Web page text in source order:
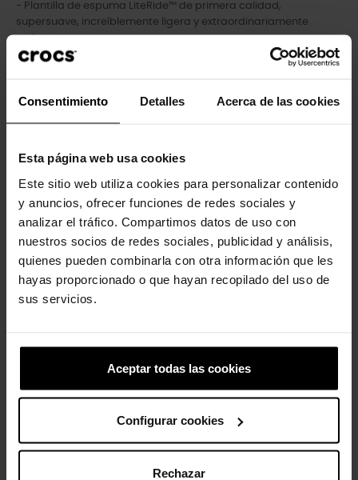
Consentimiento Detalles Acerca de las cookies
Esta página web usa cookies
Este sitio web utiliza cookies para personalizar contenido
y anuncios, ofrecer funciones de redes sociales y
analizar el tráfico. Compartimos datos de uso con
nuestros socios de redes sociales, publicidad y análisis,
quienes pueden combinarla con otra información que les
hayas proporcionado o que hayan recopilado del uso de
sus servicios.
Aceptar todas las cookies
Configurar cookies
Rechazar
- Plantilla de espuma LiteRide™ de primera calidad,
supersuave, increíblemente ligera y extraordinariamente
resistente.
- Suela Croslite™ totalmente moldeada que ofrece durabilidad
Comodidad innovadora.
Los clientes que compraron este
producto también han comprado: